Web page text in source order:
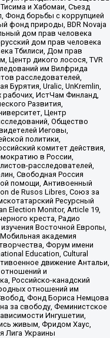
и Хабомаи, Съезд
Фонд борьбы с коррупцией
фонд природы, BDR Novaja
дом прав человека
дом прав человека
Тбилиси, Дом прав
Центр дикого лосося, TVR
им Вилфрида
расследователей,
Uralic, UnKremlin,
ИстЧам Финланд,
Развития,
Центр
Общество
Иеговы,
политики,
комитет действия,
в России,
расследователей,
Свободная Россия
помощи, Антивоенный
de Rusos Libres, Союз за
Ресурсный
Election Monitor, Article 19,
креста, Радио
Восточной Европы,
академия
Форум имени
Education, Cultural
движение Антальи,
и
Российско-канадский
отношений им
Фонд Бориса Немцова
за свободу, Феминистское
Ингушетии,
живым, Фридом Хаус,
Лига Украины